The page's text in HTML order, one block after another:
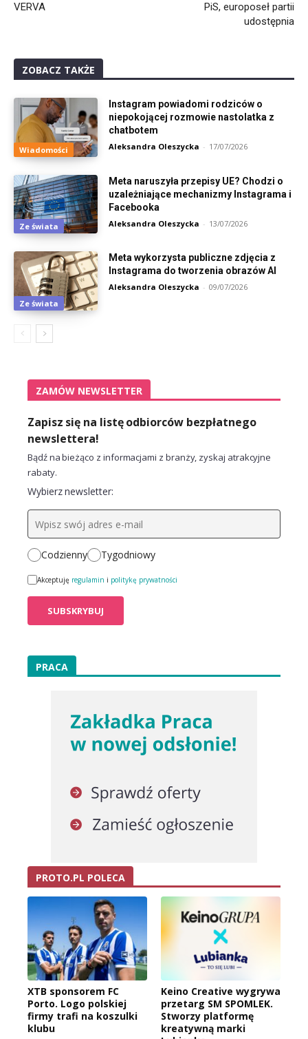
VERVA
PiS, europoseł partii
udostępnia
ZOBACZ TAKŻE
Wiadomości
Instagram powiadomi rodziców o
niepokojącej rozmowie nastolatka z
chatbotem
Aleksandra Oleszycka - 17/07/2026
Ze świata
Meta naruszyła przepisy UE? Chodzi o
uzależniające mechanizmy Instagrama i
Facebooka
Aleksandra Oleszycka - 13/07/2026
Ze świata
Meta wykorzysta publiczne zdjęcia z
Instagrama do tworzenia obrazów AI
Aleksandra Oleszycka - 09/07/2026
ZAMÓW NEWSLETTER
Zapisz się na listę odbiorców bezpłatnego
newslettera!
Bądź na bieżąco z informacjami z branży, zyskaj atrakcyjne
rabaty.
Wybierz newsletter:
Codzienny Tygodniowy
Akceptuję regulamin i politykę prywatności
PRACA
PROTO.PL POLECA
XTB sponsorem FC
Porto. Logo polskiej
firmy trafi na koszulki
klubu
Keino Creative wygrywa
przetarg SM SPOMLEK.
Stworzy platformę
kreatywną marki